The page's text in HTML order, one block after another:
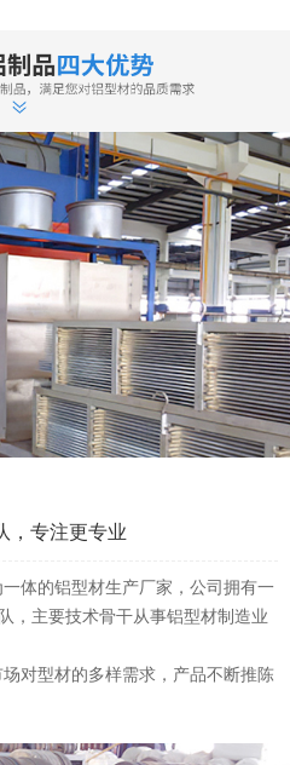
，专注更专业
体的铝型材生产厂家，公司拥有一
，主要技术骨干从事铝型材制造业
对型材的多样需求，产品不断推陈